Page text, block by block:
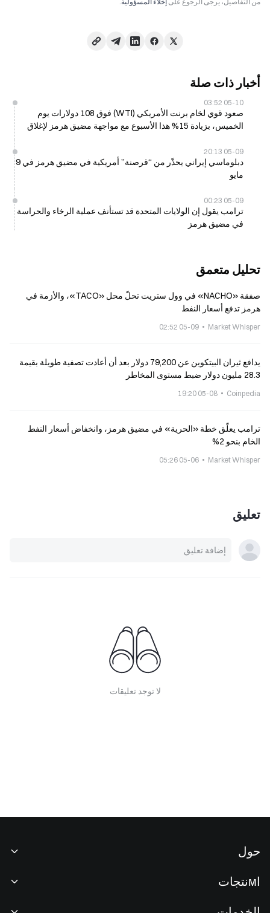
أخبار ذات صلة
05-10 03:52
صعود قوي لخام برنت الأمريكي (WTI) فوق 108 دولارات يوم
الخميس، بزيادة 15% هذا الأسبوع مع مواجهة مضيق هرمز لإغلاق
05-09 20:13
دبلوماسي إيراني يحذّر من “قرصنة” أمريكية في مضيق هرمز في 9
مايو
05-09 00:23
ترامب يقول إن الولايات المتحدة قد تستأنف عملية الرخاء والحراسة
في مضيق هرمز
تحليل متعمق
صفقة «NACHO» في وول ستريت تحلّ محل «TACO»، والأزمة في
هرمز تدفع أسعار النفط
Market Whisper
05-09 02:52
يدافع ثيران البيتكوين عن 79,200 دولار بعد أن أعادت تصفية طويلة بقيمة
28.3 مليون دولار ضبط مستوى المخاطر
Coinpedia
05-08 19:20
ترامب يعلّق خطة «الحرية» في مضيق هرمز، وانخفاض أسعار النفط
الخام بنحو 2%
Market Whisper
05-06 05:26
تعليق
لا توجد تعليقات
حول
اмنتجات